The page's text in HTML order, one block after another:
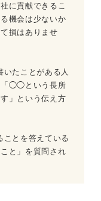
に貢献できるこ
機会は少ないか
損はありませ
たことがある人
「◯◯という長所
」という伝え方
ことを答えている
と」を質問され
こと」の回答の構成
的に述べる
伝える